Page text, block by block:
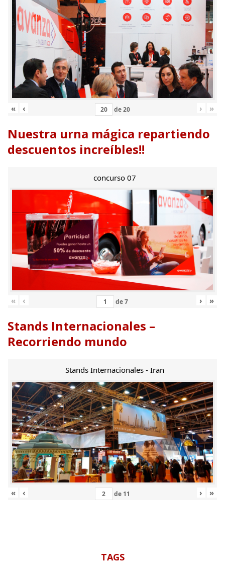
« ‹ de20 › »
Nuestra urna mágica repartiendo
descuentos increíbles!!
concurso 07
« ‹ de7 › »
Stands Internacionales –
Recorriendo mundo
Stands Internacionales - Iran
« ‹ de 11 › »
TAGS